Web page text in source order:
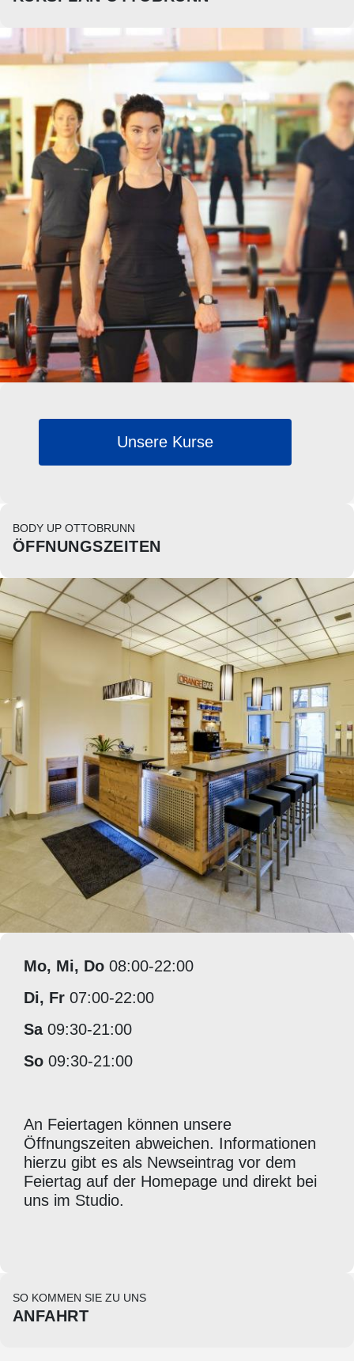
Unsere Kurse
BODY UP OTTOBRUNN
ÖFFNUNGSZEITEN
Mo, Mi, Do 08:00-22:00
Di, Fr 07:00-22:00
Sa09:30-21:00
So 09:30-21:00
An Feiertagen können unsere
Öffnungszeiten abweichen. Informationen
hierzu gibt es als Newseintrag vor dem
Feiertag auf der Homepage und direkt bei
uns im Studio.
SO KOMMEN SIE ZU UNS
ANFAHRT